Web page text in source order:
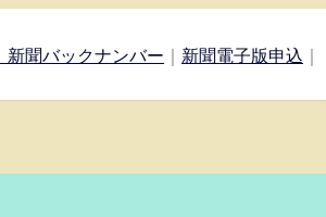
新聞バックナンバー 新聞電子版申込